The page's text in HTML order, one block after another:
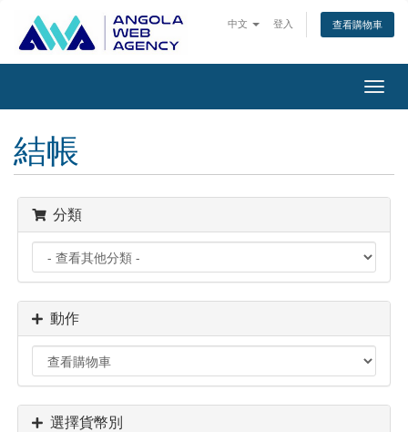
中文 登入 查看購物車
切
換
結帳
分類
動作
選擇貨幣別